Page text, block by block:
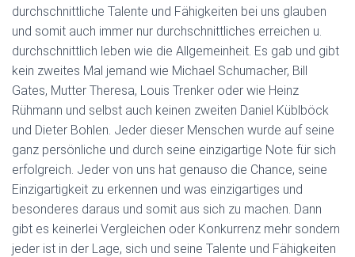
durchschnittliche Talente und Fähigkeiten bei uns glauben
und somit auch immer nur durchschnittliches erreichen u.
durchschnittlich leben wie die Allgemeinheit. Es gab und gibt
kein zweites Mal jemand wie Michael Schumacher, Bill
Gates, Mutter Theresa, Louis Trenker oder wie Heinz
Rühmann und selbst auch keinen zweiten Daniel Küblböck
und Dieter Bohlen. Jeder dieser Menschen wurde auf seine
ganz persönliche und durch seine einzigartige Note für sich
erfolgreich. Jeder von uns hat genauso die Chance, seine
Einzigartigkeit zu erkennen und was einzigartiges und
besonderes daraus und somit aus sich zu machen. Dann
gibt es keinerlei Vergleichen oder Konkurrenz mehr sondern
jeder ist in der Lage, sich und seine Talente und Fähigkeiten